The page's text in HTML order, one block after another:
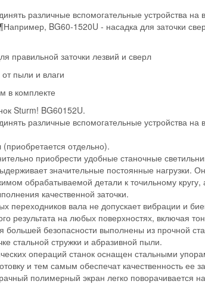
различные вспомогательные устройства на
BG60-1520U - насадка для заточки
правильной заточки лезвий и сверл
пыли и влаги
в комплекте
Sturm! BG60152U.
различные вспомогательные устройства на
отдельно).
приобрести удобные станочные
значительные постоянные нагрузки.
обрабатываемой детали к точильному кругу,
качественной заточки.
переходников вала не допускает вибрации и
результата на любых поверхностях, включая
безопасности выполнены из прочной
стальной стружки и абразивной пыли.
операций станок оснащен стальными
и тем самым обеспечат качественность ее
полимерный экран легко поворачивается